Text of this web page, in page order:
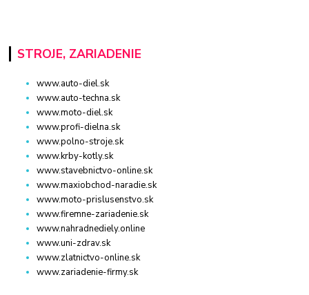
STROJE, ZARIADENIE
www.auto-diel.sk
www.auto-techna.sk
www.moto-diel.sk
www.profi-dielna.sk
www.polno-stroje.sk
www.krby-kotly.sk
www.stavebnictvo-online.sk
www.maxiobchod-naradie.sk
www.moto-prislusenstvo.sk
www.firemne-zariadenie.sk
www.nahradnediely.online
www.uni-zdrav.sk
www.zlatnictvo-online.sk
www.zariadenie-firmy.sk